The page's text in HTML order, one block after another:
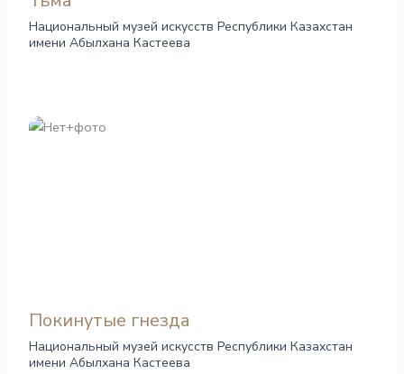
Национальный музей искусств Республики Казахстан
имени Абылхана Кастеева
Покинутые гнезда
Национальный музей искусств Республики Казахстан
имени Абылхана Кастеева